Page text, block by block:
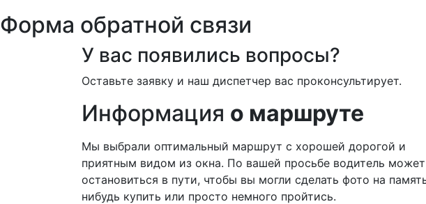
Форма обратной связи
У вас появились вопросы?
Оставьте заявку и наш диспетчер вас проконсультирует.
Информация о маршруте
Мы выбрали оптимальный маршрут с хорошей дорогой и
приятным видом из окна. По вашей просьбе водитель может
остановиться в пути, чтобы вы могли сделать фото на
нибудь купить или просто немного пройтись.